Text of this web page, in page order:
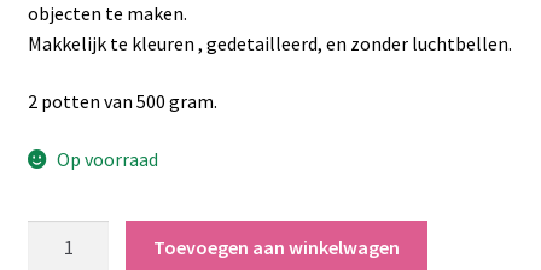
objecten te maken.
Makkelijk te kleuren , gedetailleerd, en zonder luchtbellen.
2 potten van 500 gram.
Op voorraad
Toevoegen aan winkelwagen